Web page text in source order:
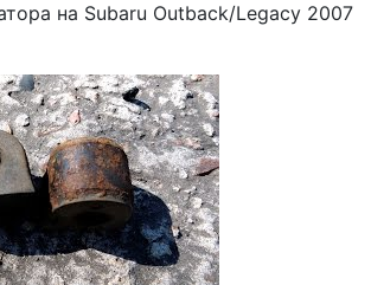
на Subaru Outback/Legacy 2007